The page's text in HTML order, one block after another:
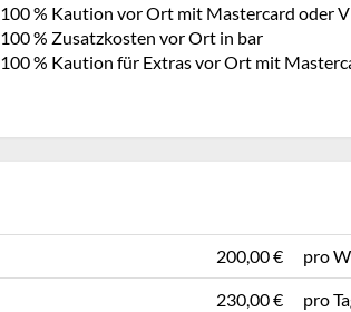
100 % Kaution vor Ort mit Mastercard oder
100 % Zusatzkosten vor Ort in bar
100 % Kaution für Extras vor Ort mit
200,00 € pro
230,00 € pro